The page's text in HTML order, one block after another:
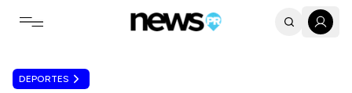
Toggle navigation menu
DEPORTES